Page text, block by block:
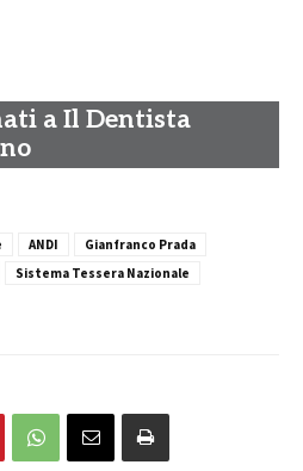
a Il Dentista
ANDI
Gianfranco Prada
Sistema Tessera Nazionale